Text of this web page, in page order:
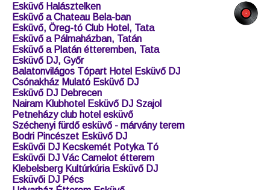
Esküvő Halásztelken
Esküvő a Chateau Bela-ban
Esküvő, Öreg-tó Club Hotel, Tata
Esküvő a Pálmaházban, Tatán
Esküvő a Platán étteremben, Tata
Esküvő DJ, Győr
Balatonvilágos Tópart Hotel Esküvő DJ
Csónakház Mulató Esküvő DJ
Esküvő DJ Debrecen
Nairam Klubhotel Esküvő DJ Szajol
Petneházy club hotel esküvő
Széchenyi fürdő esküvő - márvány terem
Bodri Pincészet Esküvő DJ
Esküvői DJ Kecskemét Potyka Tó
Esküvői DJ Vác Camelot étterem
Klebelsberg Kultúrkúria Esküvő DJ
Esküvői DJ Pécs